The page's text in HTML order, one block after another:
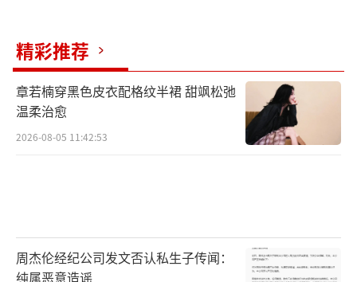
精彩推荐
章若楠穿黑色皮衣配格纹半裙 甜飒松弛
温柔治愈
2026-08-05 11:42:53
周杰伦经纪公司发文否认私生子传闻：
纯属恶意造谣